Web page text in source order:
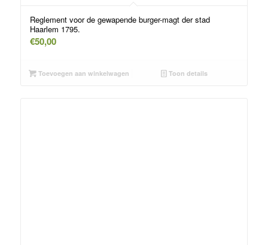
Reglement voor de gewapende burger-magt der stad
Haarlem 1795.
€50,00
Toevoegen aan winkelwagen Toon details